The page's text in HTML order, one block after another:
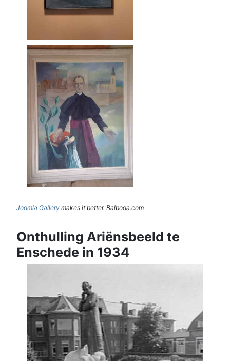
Joomla Gallery makes it better. Balbooa.com
Onthulling Ariënsbeeld te
Enschede in 1934